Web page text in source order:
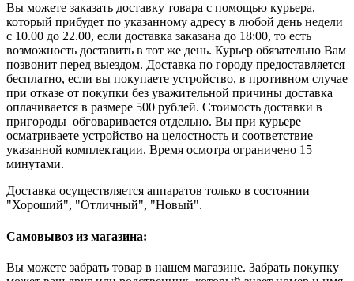
Вы можете заказать доставку товара с помощью курьера,
который прибудет по указанному адресу в любой день недели
с 10.00 до 22.00, если доставка заказана до 18:00, то есть
возможность доставить в тот же день. Курьер обязательно Вам
позвонит перед выездом. Доставка по городу предоставляется
бесплатно, если вы покупаете устройство, в противном случае
при отказе от покупки без уважительной причины доставка
оплачивается в размере 500 рублей. Стоимость доставки в
пригороды обговаривается отдельно. Вы при курьере
осматриваете устройство на целостность и соответствие
указанной комплектации. Время осмотра ограничено 15
минутами.
Доставка осуществляется аппаратов только в состоянии
"Хороший", "Отличный", "Новый".
Самовывоз из магазина:
Вы можете забрать товар в нашем магазине. Забрать покупку